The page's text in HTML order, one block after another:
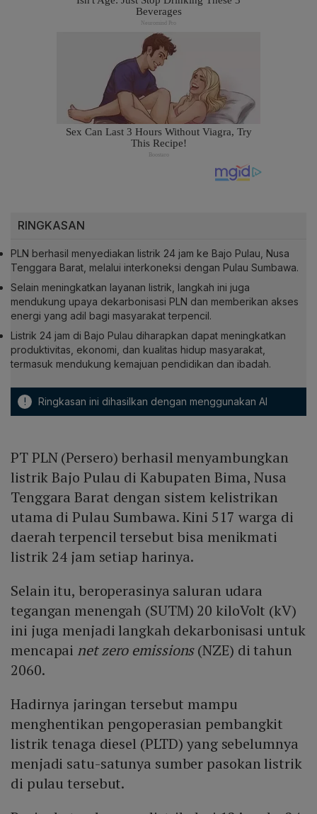
RINGKASAN
PLN berhasil menyediakan listrik 24 jam ke Bajo Pulau, Nusa
Tenggara Barat, melalui interkoneksi dengan Pulau Sumbawa.
Selain meningkatkan layanan listrik, langkah ini juga
mendukung upaya dekarbonisasi PLN dan memberikan akses
energi yang adil bagi masyarakat terpencil.
Listrik 24 jam di Bajo Pulau diharapkan dapat meningkatkan
produktivitas, ekonomi, dan kualitas hidup masyarakat,
termasuk mendukung kemajuan pendidikan dan ibadah.
! Ringkasan ini dihasilkan dengan menggunakan AI
PT PLN (Persero) berhasil menyambungkan
listrik Bajo Pulau di Kabupaten Bima, Nusa
Tenggara Barat dengan sistem kelistrikan
utama di Pulau Sumbawa. Kini 517 warga di
daerah terpencil tersebut bisa menikmati
listrik 24 jam setiap harinya.
Selain itu, beroperasinya saluran udara
tegangan menengah (SUTM) 20 kiloVolt (kV)
ini juga menjadi langkah dekarbonisasi untuk
mencapai net zero emissions(NZE) di tahun
2060.
Hadirnya jaringan tersebut mampu
menghentikan pengoperasian pembangkit
listrik tenaga diesel (PLTD) yang sebelumnya
menjadi satu-satunya sumber pasokan listrik
di pulau tersebut.